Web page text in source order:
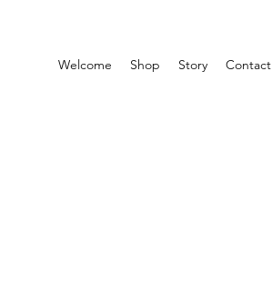
Welcome Shop Story Contact